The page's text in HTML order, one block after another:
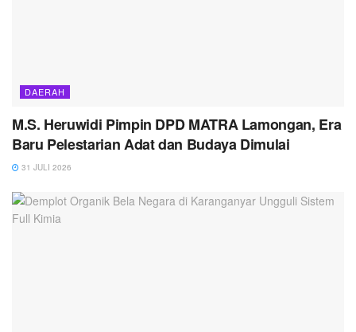
DAERAH
M.S. Heruwidi Pimpin DPD MATRA Lamongan, Era
Baru Pelestarian Adat dan Budaya Dimulai
31 JULI 2026